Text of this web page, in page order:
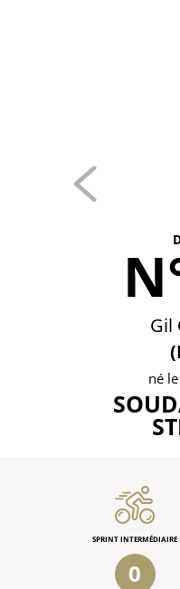
Gil
né
SPRINT INTERMÉDIAIRE
0